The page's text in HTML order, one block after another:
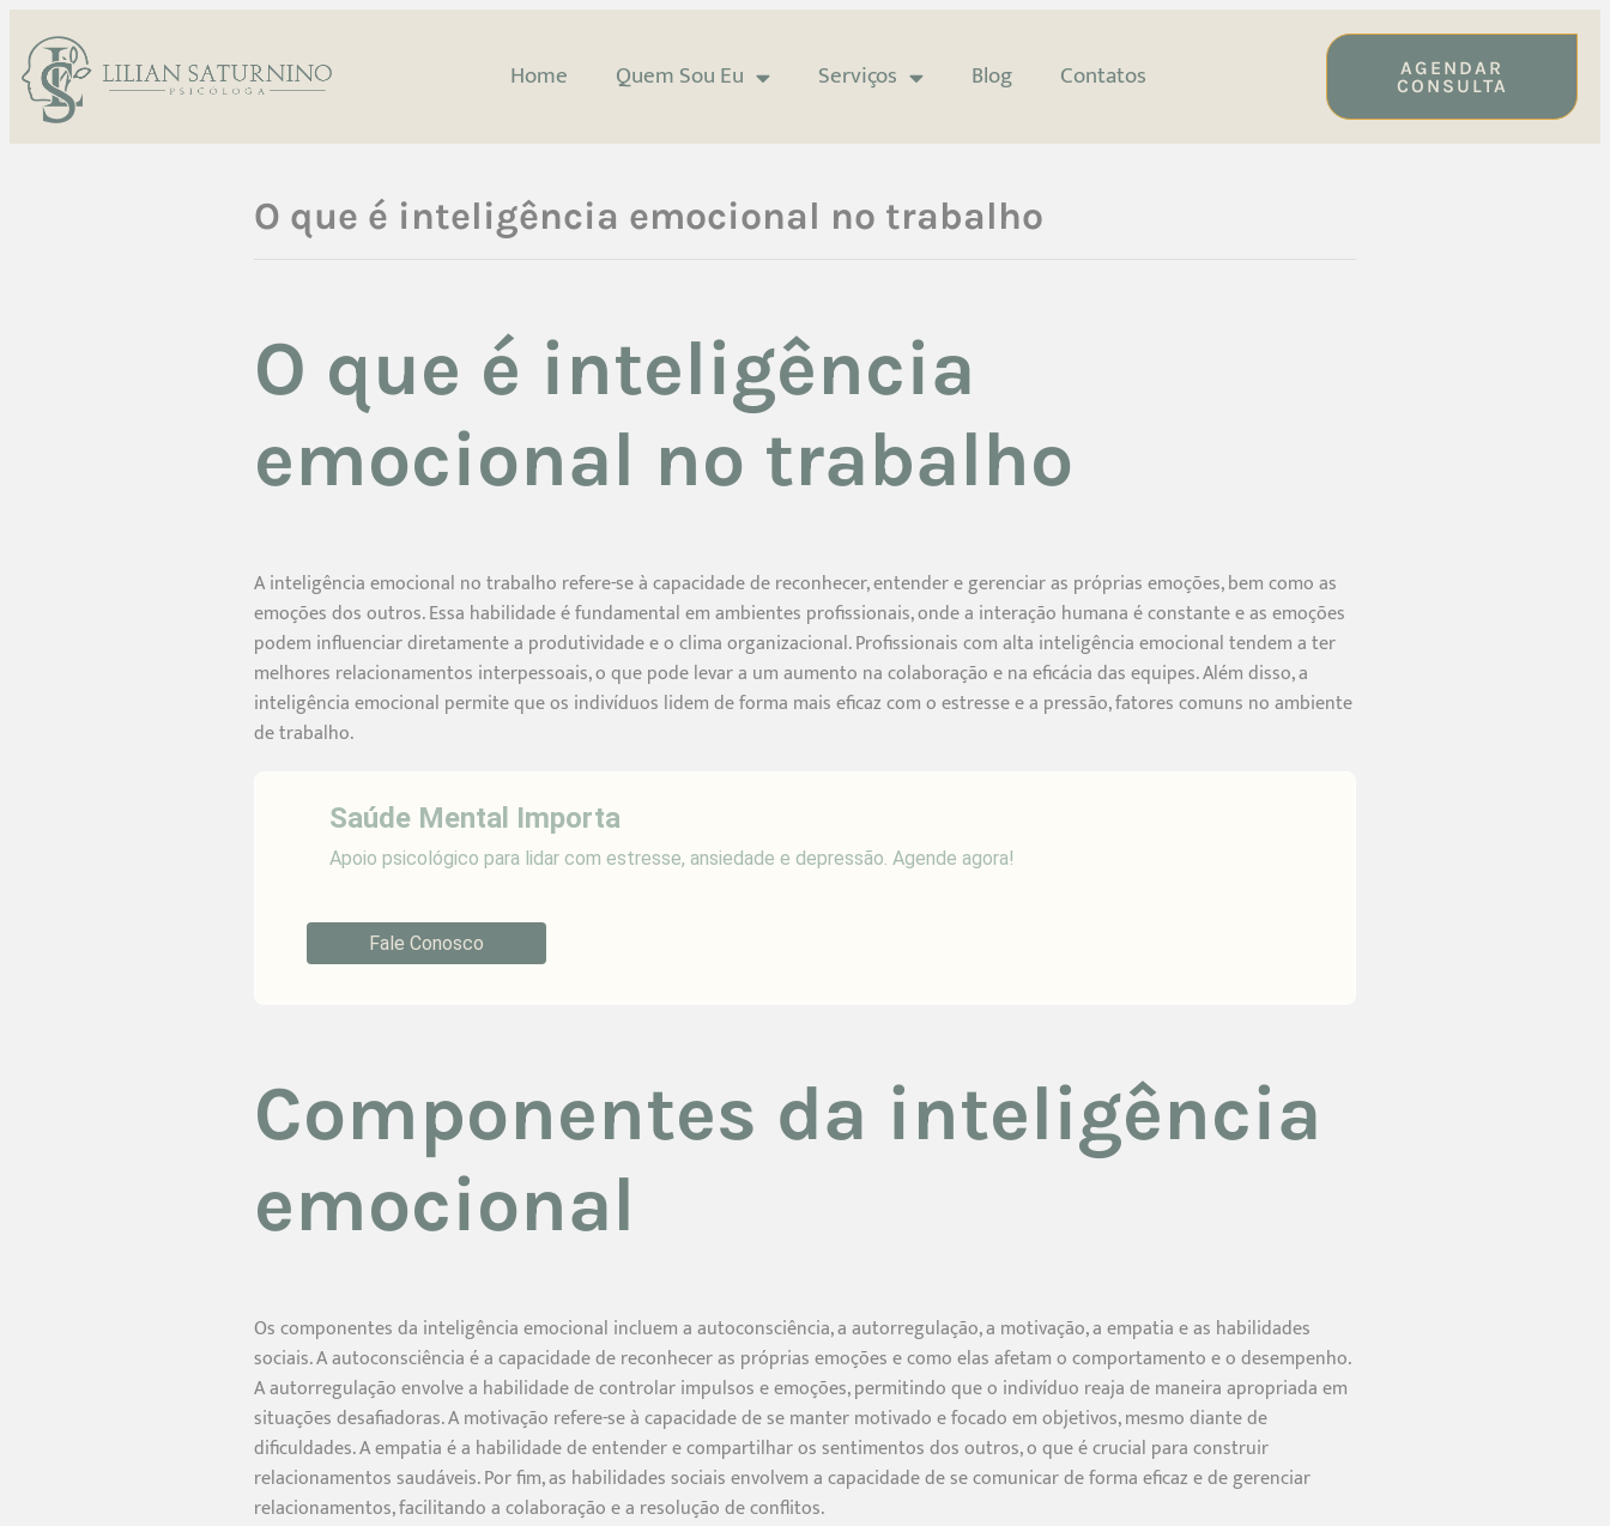
Home Quem Sou Eu Serviços Blog Contatos AGENDAR
CONSULTA
O que é inteligência emocional no trabalho
O que é inteligência
emocional no trabalho
A inteligência emocional no trabalho refere-se à capacidade de reconhecer, entender e gerenciar as próprias emoções, bem como as
emoções dos outros. Essa habilidade é fundamental em ambientes profissionais, onde a interação humana é constante e as emoções
podem influenciar diretamente a produtividade e o clima organizacional. Profissionais com alta inteligência emocional tendem a ter
melhores relacionamentos interpessoais, o que pode levar a um aumento na colaboração e na eficácia das equipes. Além disso, a
inteligência emocional permite que os indivíduos lidem de forma mais eficaz com o estresse e a pressão, fatores comuns no ambiente
de trabalho.
Saúde Mental Importa
Apoio psicológico para lidar com estresse, ansiedade e depressão. Agende agora!
Fale Conosco
Componentes da inteligência
emocional
Os componentes da inteligência emocional incluem a autoconsciência, a autorregulação, a motivação, a empatia e as habilidades
sociais. A autoconsciência é a capacidade de reconhecer as próprias emoções e como elas afetam o comportamento e o desempenho.
A autorregulação envolve a habilidade de controlar impulsos e emoções, permitindo que o indivíduo reaja de maneira apropriada em
situações desafiadoras. A motivação refere-se à capacidade de se manter motivado e focado em objetivos, mesmo diante de
dificuldades. A empatia é a habilidade de entender e compartilhar os sentimentos dos outros, o que é crucial para construir
relacionamentos saudáveis. Por fim, as habilidades sociais envolvem a capacidade de se comunicar de forma eficaz e de gerenciar
relacionamentos, facilitando a colaboração e a resolução de conflitos.